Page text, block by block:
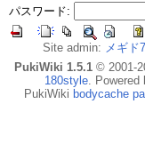
パスワード:
Site admin: メギド
PukiWiki 1.5.1© 2001-
180style. Powered
PukiWiki bodycache